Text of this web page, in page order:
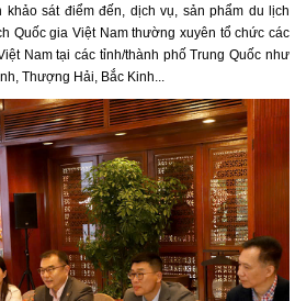
sát điểm đến, dịch vụ, sản phẩm du lịch
Quốc gia Việt Nam thường xuyên tổ chức các
Nam tại các tỉnh/thành phố Trung Quốc như
Thượng Hải, Bắc Kinh...